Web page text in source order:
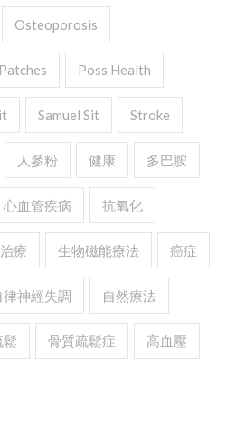
Osteoporosis
Patches Poss Health
Samuel Sit Stroke
人參粉 健康 多巴胺
心血管疾病 抗氧化
療 生物磁能療法 癌症
律神經失調 自然療法
鬆 骨質疏鬆症 高血壓